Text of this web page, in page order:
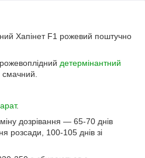
Хапінет F1 рожевий поштучно
детермінантний
.
дозрівання — 65-70 днів
розсади, 100-105 днів зі